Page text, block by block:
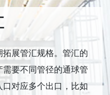
展管汇规格。管汇的
要不同管径的通球管
对应多个出口，比如